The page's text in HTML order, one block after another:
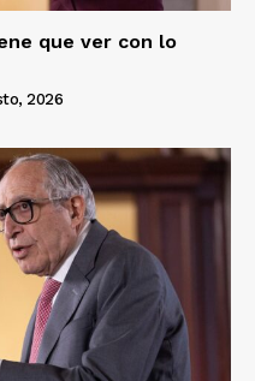
que ver con lo
2026